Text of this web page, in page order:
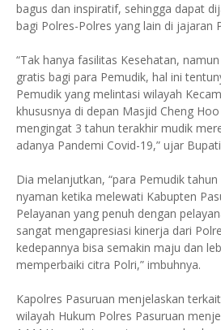
bagus dan inspiratif, sehingga dapat
bagi Polres-Polres yang lain di jajaran
“Tak hanya fasilitas Kesehatan,
gratis bagi para Pemudik, hal ini
Pemudik yang melintasi wilayah
khususnya di depan Masjid Cheng
mengingat 3 tahun terakhir mudik
adanya Pandemi Covid-19,” ujar
Dia melanjutkan, “para Pemudik
nyaman ketika melewati Kabupten
Pelayanan yang penuh dengan
sangat mengapresiasi kinerja dari
kedepannya bisa semakin maju dan
memperbaiki citra Polri,” imbuhnya.
Kapolres Pasuruan menjelaskan
wilayah Hukum Polres Pasuruan